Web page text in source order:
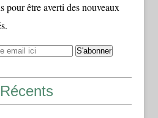
pour être averti des nouveaux